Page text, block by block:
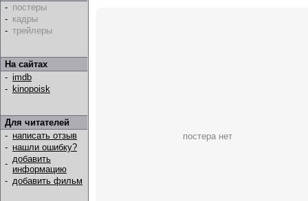
- постеры
- кадры
- трейлеры
На сайтах
- imdb
- kinopoisk
Для читателей
- написать отзыв
- нашли ошибку?
- добавить
информацию
- добавить фильм
постера нет